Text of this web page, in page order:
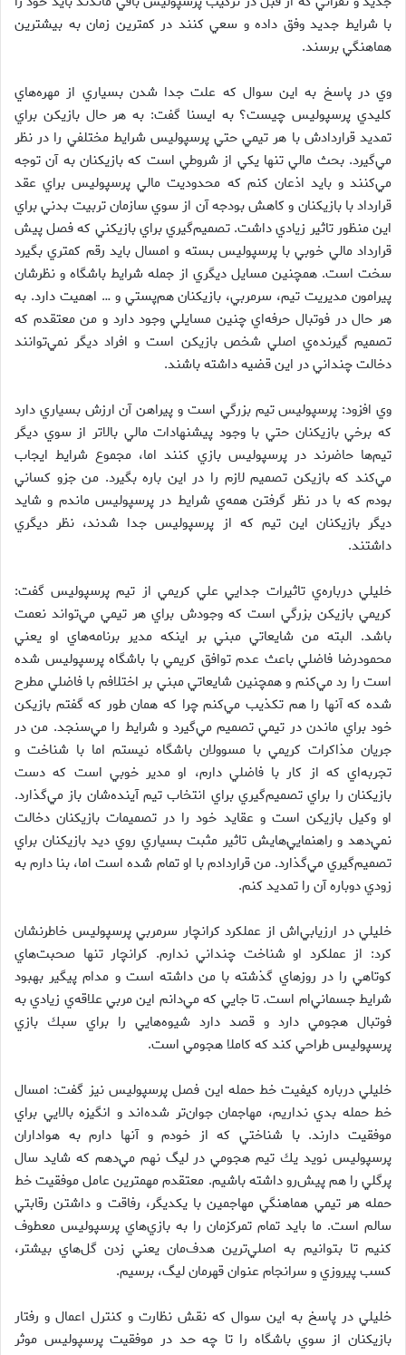
با شرايط جديد وفق داده و سعي كنند در كمترين زمان به بيشترين
هماهنگي برسند.
وي در پاسخ به اين سوال كه علت جدا شدن بسياري از مهره‌هاي
كليدي پرسپوليس چيست؟ به ايسنا گفت: به هر حال بازيكن براي
تمديد قراردادش با هر تيمي حتي پرسپوليس شرايط مختلفي را در نظر
مي‌گيرد. بحث مالي تنها يكي از شروطي است كه بازيكنان به آن توجه
مي‌كنند و بايد اذعان كنم كه محدوديت مالي پرسپوليس براي عقد
قرارداد با بازيكنان و كاهش بودجه آن از سوي سازمان تربيت بدني براي
اين منظور تاثير زيادي داشت. تصميم‌گيري براي بازيكني كه فصل پيش
قرارداد مالي خوبي با پرسپوليس بسته و امسال بايد رقم كمتري بگيرد
سخت است. همچنين مسايل ديگري از جمله شرايط باشگاه و نظرشان
پيرامون مديريت تيم، سرمربي، بازيكنان هم‌پستي و … اهميت دارد. به
هر حال در فوتبال حرفه‌اي چنين مسايلي وجود دارد و من معتقدم كه
تصميم گيرنده‌ي اصلي شخص بازيكن است و افراد ديگر نمي‌توانند
دخالت چنداني در اين قضيه داشته باشند.
وي افزود: پرسپوليس تيم بزرگي است و پيراهن آن ارزش بسياري دارد
كه برخي بازيكنان حتي با وجود پيشنهادات مالي بالاتر از سوي ديگر
تيم‌ها حاضرند در پرسپوليس بازي كنند اما، مجموع شرايط ايجاب
مي‌كند كه بازيكن تصميم لازم را در اين باره بگيرد. من جزو كساني
بودم كه با در نظر گرفتن همه‌ي شرايط در پرسپوليس ماندم و شايد
ديگر بازيكنان اين تيم كه از پرسپوليس جدا شدند، نظر ديگري
داشتند.
خليلي درباره‌ي تاثيرات جدايي علي كريمي از تيم پرسپوليس گفت:
كريمي بازيكن بزرگي است كه وجودش براي هر تيمي مي‌تواند نعمت
باشد. البته من شايعاتي مبني بر اينكه مدير برنامه‌هاي او يعني
محمودرضا فاضلي باعث عدم توافق كريمي با باشگاه پرسپوليس شده
است را رد مي‌كنم و همچنين شايعاتي مبني بر اختلافم با فاضلي مطرح
شده كه آنها را هم تكذيب مي‌كنم چرا كه همان طور كه گفتم بازيكن
خود براي ماندن در تيمي تصميم مي‌گيرد و شرايط را مي‌سنجد. من در
جريان مذاكرات كريمي با مسوولان باشگاه نيستم اما با شناخت و
تجربه‌اي كه از كار با فاضلي دارم، او مدير خوبي است كه دست
بازيكنان را براي تصميم‌گيري براي انتخاب تيم ‌آينده‌شان باز مي‌گذارد.
او وكيل بازيكن است و عقايد خود را در تصميمات بازيكنان دخالت
نمي‌دهد و راهنمايي‌هايش تاثير مثبت بسياري روي ديد بازيكنان براي
تصميم‌گيري مي‌گذارد. من قراردادم با او تمام شده است اما، بنا دارم به
زودي دوباره آن را تمديد كنم.
خليلي در ارزيابي‌اش از عملكرد كرانچار سرمربي پرسپوليس خاطرنشان
كرد: از عملكرد او شناخت چنداني ندارم. كرانچار تنها صحبت‌هاي
كوتاهي را در روزهاي گذشته با من داشته است و مدام پيگير بهبود
شرايط جسماني‌ام است. تا جايي كه مي‌دانم اين مربي علاقه‌ي زيادي به
فوتبال هجومي دارد و قصد دارد شيوه‌هايي را براي سبك بازي
پرسپوليس طراحي كند كه كاملا هجومي است.
خليلي درباره كيفيت خط حمله اين فصل پرسپوليس نيز گفت: امسال
خط حمله بدي نداريم، مهاجمان جوان‌تر شده‌اند و انگيزه بالايي براي
موفقيت دارند. با شناختي كه از خودم و آنها دارم به هواداران
پرسپوليس نويد يك تيم هجومي در ليگ نهم مي‌دهم كه شايد سال
پرگلي را هم پيش‌رو داشته باشيم. معتقدم مهمترين عامل موفقيت خط
حمله هر تيمي هماهنگي مهاجمين با يكديگر، رفاقت و داشتن رقابتي
سالم است. ما بايد تمام تمركزمان را به بازي‌هاي پرسپوليس معطوف
كنيم تا بتوانيم به اصلي‌ترين هدف‌مان يعني زدن گل‌هاي بيشتر،
كسب پيروزي و سرانجام عنوان قهرمان ليگ، برسيم.
خليلي در پاسخ به اين سوال كه نقش نظارت و كنترل اعمال و رفتار
بازيكنان از سوي باشگاه را تا چه حد در موفقيت پرسپوليس موثر